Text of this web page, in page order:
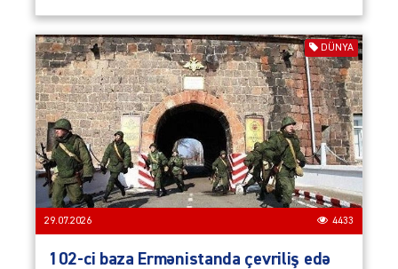
DÜNYA
29.07.2026 4433
102-ci baza Ermənistanda çevriliş edə